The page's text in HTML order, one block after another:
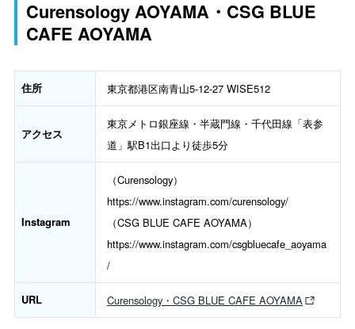
Curensology AOYAMA・CSG BLUE
CAFE AOYAMA
住所 東京都港区南青山5-12-27 WISE512
アクセス
東京メトロ銀座線・半蔵門線・千代田線「表参
道」駅B1出口より徒歩5分
Instagram
（Curensology）
https://www.instagram.com/curensology/
（CSG BLUE CAFE AOYAMA）
https://www.instagram.com/csgbluecafe_aoyama
/
URL Curensology・CSG BLUE CAFE AOYAMA